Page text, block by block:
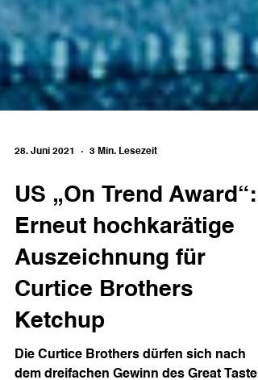
28. Juni 2021 3 Min. Lesezeit
US „On Trend Award“:
Erneut hochkarätige
Auszeichnung für
Curtice Brothers
Ketchup